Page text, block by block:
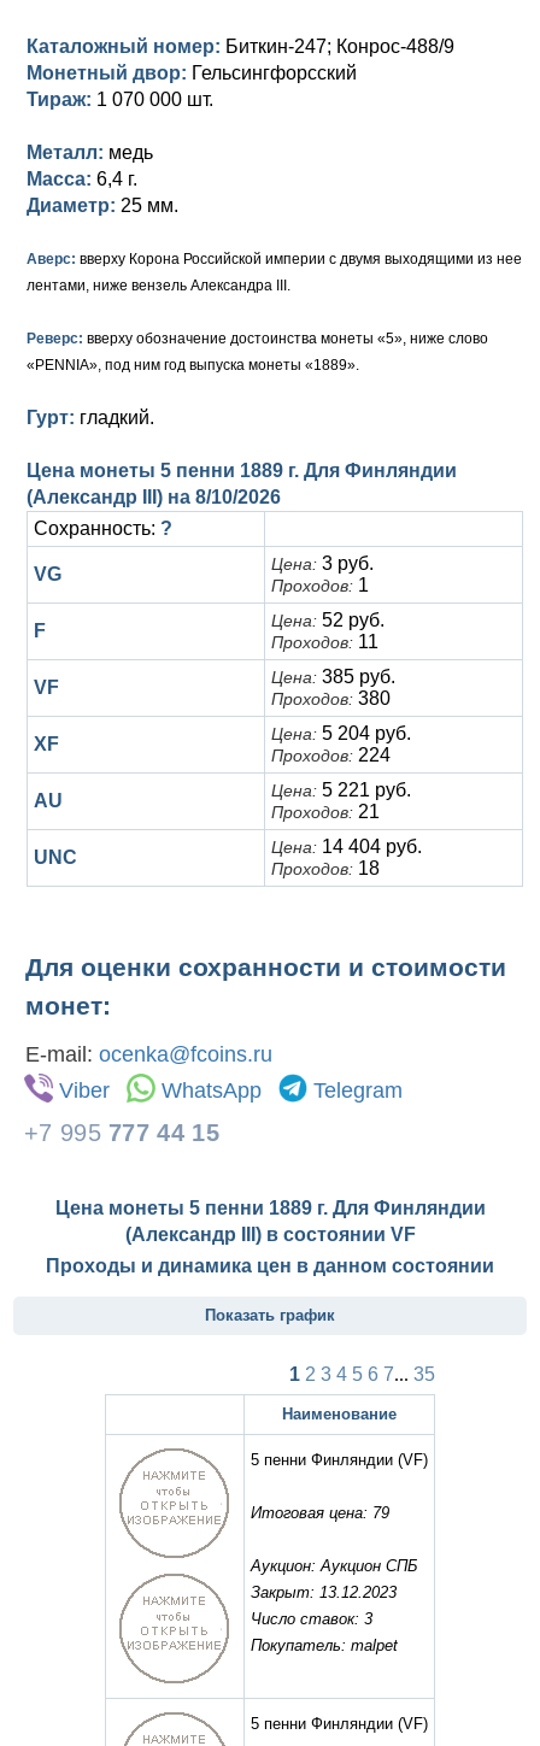
Для Финляндии
Памятные и донативные
Для Финляндии
Памятные и донативные
Медь
Для Финляндии
Серебро
Русско-Польские
Памятные и донативные
Золото
Серебро
Для Грузии
Павел I (1796-1801)
Золото
Медь
Екатерина II (1762-1796)
Серебро
Сибирские монеты
Для Молдавии и Валахии
Елизавета I (1741-1762)
Серебро
Медь
Ливонезы
Альбертусталер
Анна Иоанновна (1730-1740)
Петр II (1727-1730)
Петр I (1682-1725)
Золото
Серебро
Медь
Каталожный номер: Биткин-247; Конрос-488/9
Монетный двор: Гельсингфорсский
Тираж: 1 070 000 шт.
Металл: медь
Масса: 6,4 г.
Диаметр: 25 мм.
Аверс: вверху Корона Российской империи с двумя выходящими из нее
лентами, ниже вензель Александра III.
Реверс: вверху обозначение достоинства монеты «5», ниже слово
«PENNIA», под ним год выпуска монеты «1889».
Гурт: гладкий.
Цена монеты 5 пенни 1889 г. Для Финляндии
(Александр III) на 8/10/2026
Сохранность: ?
VG Цена: 3 руб.
Проходов: 1
F Цена: 52 руб.
Проходов: 11
VF Цена: 385 руб.
Проходов: 380
XF Цена: 5 204 руб.
Проходов: 224
AU Цена: 5 221 руб.
Проходов: 21
UNC Цена: 14 404 руб.
Проходов: 18
Для оценки сохранности и стоимости
монет:
E-mail: ocenka@fcoins.ru
Viber
WhatsApp Telegram
+7 995 777 44 15
Цена монеты 5 пенни 1889 г. Для Финляндии
(Александр III) в состоянии VF
Проходы и динамика цен в данном состоянии
Показать график
1 2 3 4 5 6 7... 35
Наименование
5 пенни Финляндии (VF)
Итоговая цена: 79
Аукцион: Аукцион СПБ
Закрыт: 13.12.2023
Число ставок: 3
Покупатель: malpet
5 пенни Финляндии (VF)